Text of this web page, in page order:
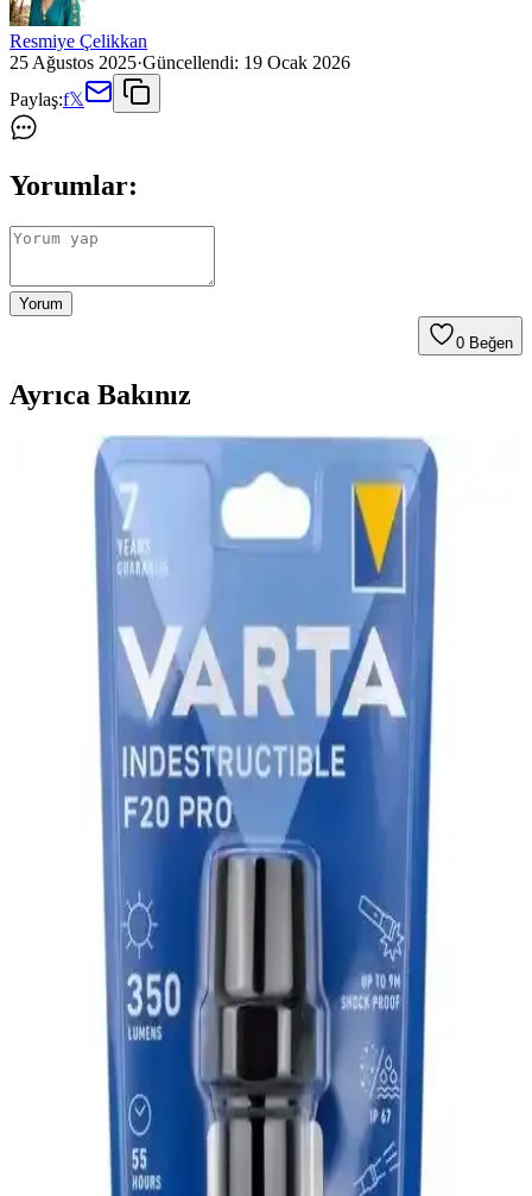
Resmiye Çelikkan
25 Ağustos 2025·Güncellendi: 19 Ocak 2026
Paylaş:f𝕏
Yorumlar:
Yorum
0 Beğen
Ayrıca Bakınız
Cata CT-8024 Şarj Edilebilir LED El Feneri Günlük
ve Dış Mekan Kullanımı İçin Uygun
Cata CT-8024 şarj edilebilir LED el feneri, hafif ve dayanıklı
tasarımıyla farklı ortamlar için ideal, çok modlu ve suya dayanıklı
özellikleriyle güvenilir aydınlatma sağlar.
Pather Işıldaklı El Feneri: Kompakt ve Güçlü
Taşınabilir Aydınlatma Çözümü
Pather Işıldaklı El Feneri, kompakt tasarımı ve yüksek
performansıyla öne çıkan taşınabilir LED el feneridir. Çift LED
modu ve uzun pil ömrü sayesinde çeşitli ihtiyaçlara uygun pratik bir
aydınlatma sağlar.
Haoruiqi Uzun Menzilli Şarj Edilebilir Mini El
Feneri: Dayanıklı ve Taşınabilir Tasarım
Haoruiqi'nin uzun menzilli, şarj edilebilir mini el feneri, dayanıklı
malzeme ve kompakt tasarımıyla açık hava etkinliklerinde güvenilir
Led Lenser L7 El Feneri: Dayanıklı ve Yüksek
Performanslı Profesyonel Aydınlatma Cihazı
Led Lenser L7 el feneri, dayanıklılığı ve yüksek performansıyla öne
çıkan, uzun süreli kullanım ve geniş aydınlatma mesafesi sunan
profesyonel bir el feneridir.
Anka Süper Parlak 9 LEDli Metal Mini El Feneri:
Güçlü ve Taşınabilir Kamp Aydınlatması